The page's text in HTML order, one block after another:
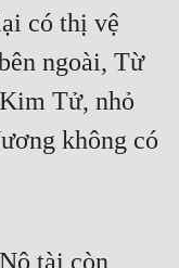
có thị vệ
ngoài, Từ
Tử, nhỏ
không có
tài còn